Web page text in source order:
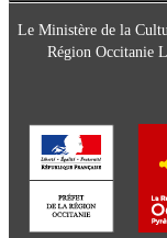
Le Ministère de la
Région Occitanie